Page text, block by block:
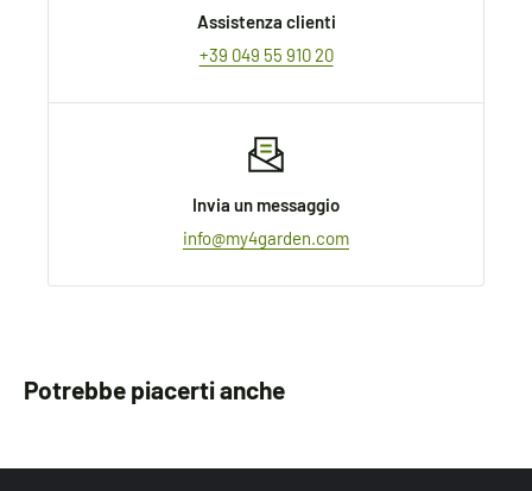
Assistenza clienti
+39 049 55 910 20
Invia un messaggio
info@my4garden.com
Potrebbe piacerti anche